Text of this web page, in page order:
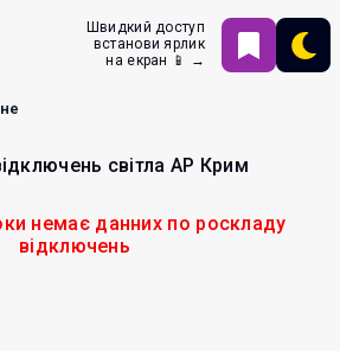
Швидкий доступ
встанови ярлик
на екран 📱 →
світла АР Крим
немає данних по роскладу
відключень